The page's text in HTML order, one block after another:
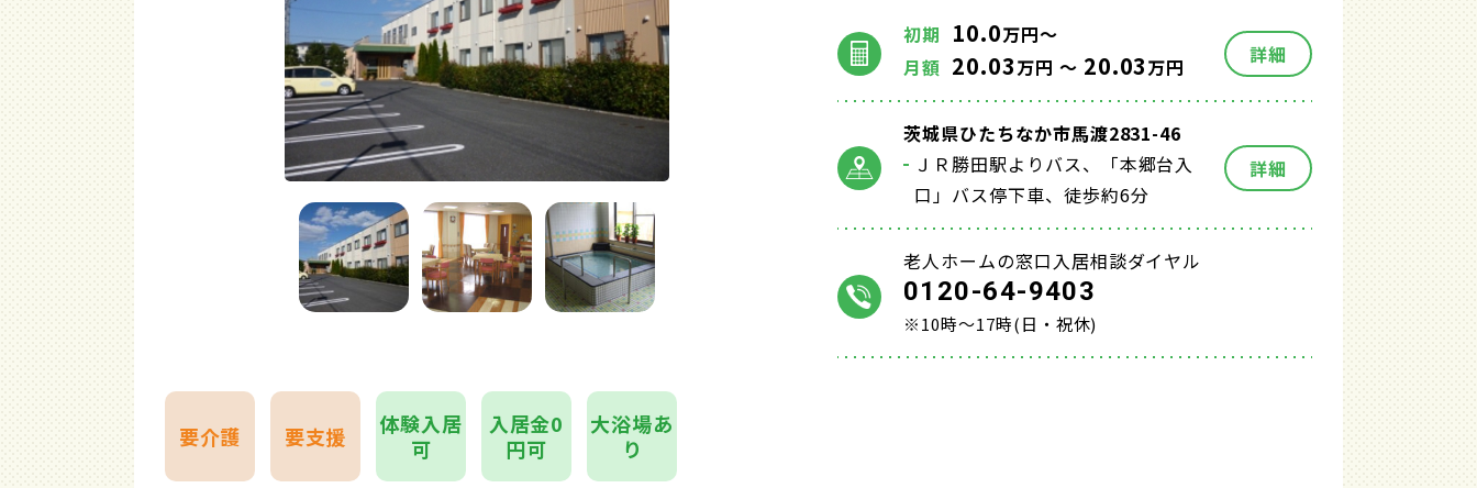
初期 10.0万円～
月額 20.03万円 ～ 20.03万円 詳細
茨城県ひたちなか市馬渡2831-46
ＪＲ勝田駅よりバス、「本郷台入
口」バス停下車、徒歩約6分
詳細
老人ホームの窓口入居相談ダイヤル
0120-64-9403
※10時～17時(日・祝休)
要介護 要支援
体験入居
可
入居金0
円可
大浴場あ
り